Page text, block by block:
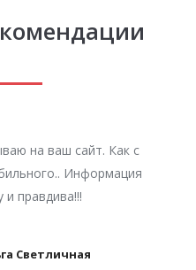
на ваш сайт. Как с
Информация
и правдива!!!
Светличная